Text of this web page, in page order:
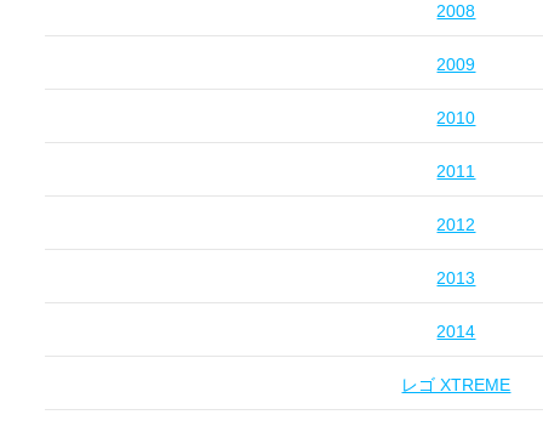
2008
2009
2010
2011
2012
2013
2014
レゴ XTREME